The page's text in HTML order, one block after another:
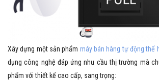
Xây dựng một sản phẩm máy bán hàng tự động thế
dụng công nghệ đáp ứng nhu cầu thị trường mà
phẩm với thiết kế cao cấp, sang trọng: